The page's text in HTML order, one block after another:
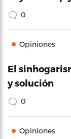
0
Opiniones
El
y solución
0
Opiniones